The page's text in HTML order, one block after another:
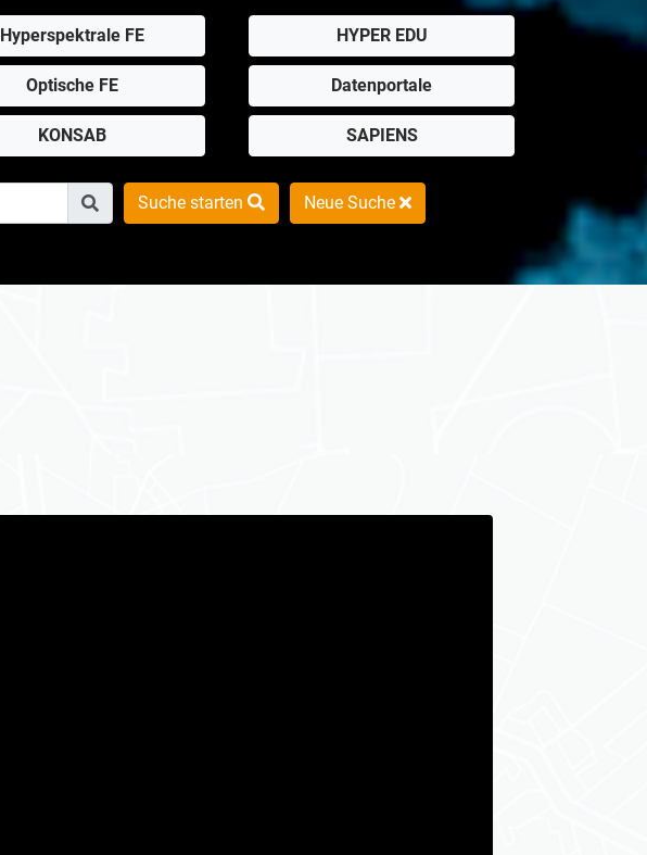
Hyperspektrale FE HYPER EDU
Optische FE Datenportale
KONSAB SAPIENS
Suche starten Neue Suche